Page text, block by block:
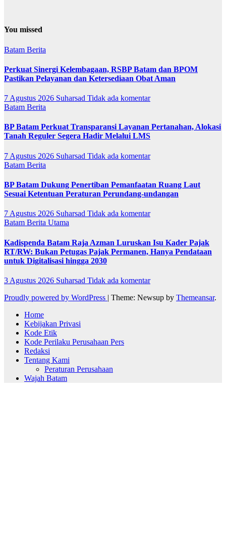
You missed
Batam Berita
Perkuat Sinergi Kelembagaan, RSBP Batam dan BPOM
Pastikan Pelayanan dan Ketersediaan Obat Aman
7 Agustus 2026 Suharsad Tidak ada komentar
Batam Berita
BP Batam Perkuat Transparansi Layanan Pertanahan, Alokasi
Tanah Reguler Segera Hadir Melalui LMS
7 Agustus 2026 Suharsad Tidak ada komentar
Batam Berita
BP Batam Dukung Penertiban Pemanfaatan Ruang Laut
Sesuai Ketentuan Peraturan Perundang-undangan
7 Agustus 2026 Suharsad Tidak ada komentar
Batam Berita Utama
Kadispenda Batam Raja Azman Luruskan Isu Kader Pajak
RT/RW: Bukan Petugas Pajak Permanen, Hanya Pendataan
untuk Digitalisasi hingga 2030
3 Agustus 2026 Suharsad Tidak ada komentar
Proudly powered by WordPress | Theme: Newsup by Themeansar.
Home
Kebijakan Privasi
Kode Etik
Kode Perilaku Perusahaan Pers
Redaksi
Tentang Kami
Peraturan Perusahaan
Wajah Batam